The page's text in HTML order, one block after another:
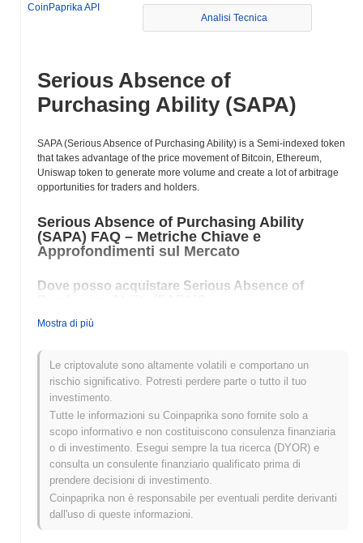
CoinPaprika API
Analisi Tecnica
Serious Absence of
Purchasing Ability (SAPA)
SAPA (Serious Absence of Purchasing Ability) is a Semi-indexed token
that takes advantage of the price movement of Bitcoin, Ethereum,
Uniswap token to generate more volume and create a lot of arbitrage
opportunities for traders and holders.
Serious Absence of Purchasing Ability
(SAPA) FAQ – Metriche Chiave e
Approfondimenti sul Mercato
Dove posso acquistare Serious Absence of
Serious Absence of Purchasing Ability (SAPA) è ampiamente
decentralized.
Qual è l'attuale volume di trading giornaliero di
Serious Absence of Purchasing Ability?
Nelle ultime 24 ore, il volume di trading di Serious Absence of
Purchasing Ability si attesta a$0.00 .
Qual è lo storico della fascia di prezzo di Serious
Absence of Purchasing Ability?
Massimo Storico (ATH): $8.61
Mostra di più
Le criptovalute sono altamente volatili e comportano un
rischio significativo. Potresti perdere parte o tutto il tuo
investimento.
Tutte le informazioni su Coinpaprika sono fornite solo a
scopo informativo e non costituiscono consulenza finanziaria
o di investimento. Esegui sempre la tua ricerca (DYOR) e
consulta un consulente finanziario qualificato prima di
prendere decisioni di investimento.
Coinpaprika non è responsabile per eventuali perdite derivanti
dall'uso di queste informazioni.